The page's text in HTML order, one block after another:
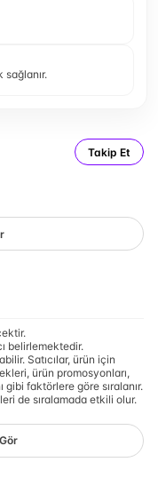
Takip Et
belirlemektedir.
Satıcılar, ürün için
ürün promosyonları,
faktörlere göre sıralanır.
de sıralamada etkili olur.